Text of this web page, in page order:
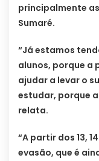
principalmente
Sumaré.
“Já estamos
alunos, porque a
ajudar a levar o
estudar, porque
relata.
“A partir dos 13,
evasão, que é